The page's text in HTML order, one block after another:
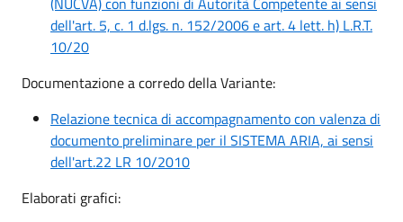
dell'art. 5, c. 1 d.lgs. n. 152/2006 e art. 4 lett. h) L.R.T.
10/20
Documentazione a corredo della Variante:
Relazione tecnica di accompagnamento con valenza di
documento preliminare per il SISTEMA ARIA, ai sensi
dell'art.22 LR 10/2010
Elaborati grafici: